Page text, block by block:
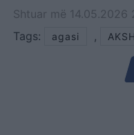
Shtuar më 14.05.2026
Tags:
agasi ,